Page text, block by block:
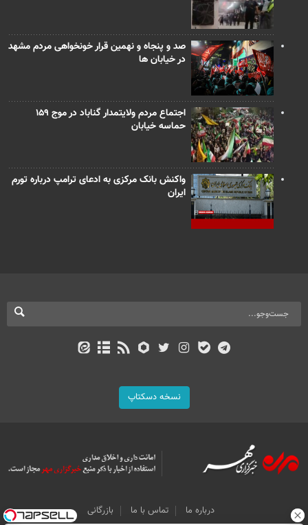
صد و پنجاه و نهمین قرار خونخواهی مردم مشهد
در خیابان ها
اجتماع مردم ولایتمدار گناباد در موج ۱۵۹
حماسه خیابان
واکنش بانک مرکزی به ادعای ترامپ درباره تورم
ایران
نسخه دسکتاپ
درباره ما تماس با ما
بازرگانی